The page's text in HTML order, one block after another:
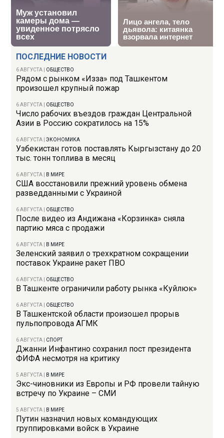
ПОСЛЕДНИЕ НОВОСТИ
6 АВГУСТА ОБЩЕСТВО
Рядом с рынком «Изза» под Ташкентом
произошел крупный пожар
6 АВГУСТА ОБЩЕСТВО
Число рабочих въездов граждан Центральной
Азии в Россию сократилось на 15%
6 АВГУСТА |ЭКОНОМИКА
Узбекистан готов поставлять Кыргызстану до 20
тыс. тонн топлива в месяц
6 АВГУСТА В МИРЕ
США восстановили прежний уровень обмена
разведданными с Украиной
6 АВГУСТА ОБЩЕСТВО
После видео из Андижана «Корзинка» сняла
партию мяса с продажи
6 АВГУСТА В МИРЕ
Зеленский заявил о трехкратном сокращении
поставок Украине ракет ПВО
6 АВГУСТА ОБЩЕСТВО
В Ташкенте ограничили работу рынка «Куйлюк»
6 АВГУСТА ОБЩЕСТВО
В Ташкентской области произошел прорыв
пульпопровода АГМК
6 АВГУСТА СПОРТ
Джанни Инфантино сохранил пост президента
ФИФА несмотря на критику
5 АВГУСТА В МИРЕ
Экс-чиновники из Европы и РФ провели тайную
встречу по Украине – СМИ
5 АВГУСТА В МИРЕ
Путин назначил новых командующих
группировками войск в Украине